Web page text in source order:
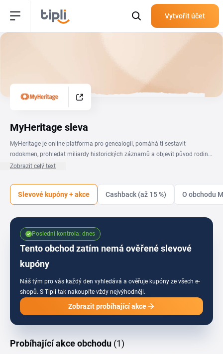
Vytvořit účet
MyHeritage sleva
MyHeritage je online platforma pro genealogii, pomáhá ti sestavit
rodokmen, prohledat miliardy historických záznamů a objevit původ rodiny
díky DNA testu. A s MyHeritage slevovým kódem se k předplatnému i k
aktuální kupón MyHeritage i ověřené slevové kódy na předplatné nebo na
nástroje pro oživení starých fotografií. Stačí kód zkopírovat, vložit ho v
košíku do pole pro slevu a dokončit objednávku za nižší cenu.
Zobrazit celý text
Slevové kupóny + akce Cashback (až 15 %) O obchodu
Tento obchod zatím nemá ověřené slevové
kupóny
Náš tým pro vás každý den vyhledává a ověřuje kupóny ze všech e-
shopů. S Tipli tak nakoupíte vždy nejvýhodněji.
Poslední kontrola: dnes
Zobrazit probíhající akce
Probíhající akce obchodu (1)